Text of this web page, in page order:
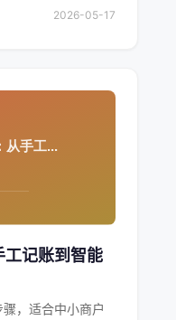
2026-05-17
工记账到智能
，适合中小商户